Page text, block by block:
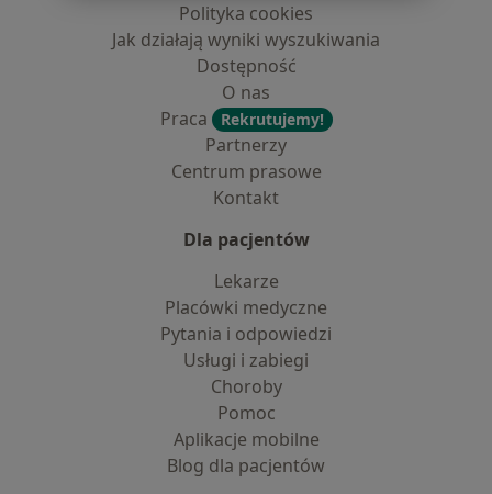
Polityka cookies
Jak działają wyniki wyszukiwania
Dostępność
O nas
Praca
Rekrutujemy!
Partnerzy
Centrum prasowe
Kontakt
Dla pacjentów
Lekarze
Placówki medyczne
Pytania i odpowiedzi
Usługi i zabiegi
Choroby
Pomoc
Aplikacje mobilne
Blog dla pacjentów